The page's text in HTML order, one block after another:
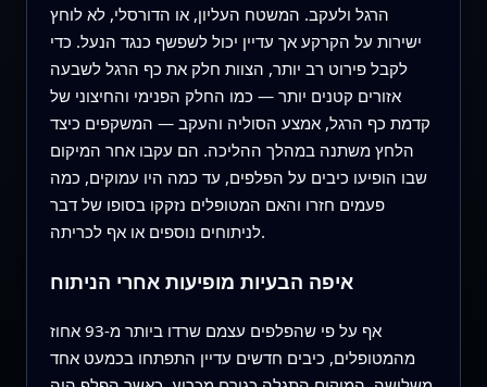
הרגל ולעקב. המשטח העליון, או הדורסלי, לא לוחץ
ישירות על הקרקע אך עדיין יכול לשפשף כנגד הנעל. כדי
לקבל פירוט רב יותר, הצוות חלק את כף הרגל לשבעה
אזורים קטנים יותר — כמו החלק הפנימי והחיצוני של
קדמת כף הרגל, אמצע הסוליה והעקב — המשקפים כיצד
הלחץ משתנה במהלך ההליכה. הם עקבו אחר המיקום
שבו הופיעו כיבים על הפלפים, עד כמה היו עמוקים, כמה
פעמים חזרו והאם המטופלים נזקקו בסופו של דבר
לניתוחים נוספים או אף לכריתה.
איפה הבעיות מופיעות אחרי הניתוח
אף על פי שהפלפים עצמם שרדו ביותר מ‑93 אחוז
מהמטופלים, כיבים חדשים עדיין התפתחו בכמעט אחד